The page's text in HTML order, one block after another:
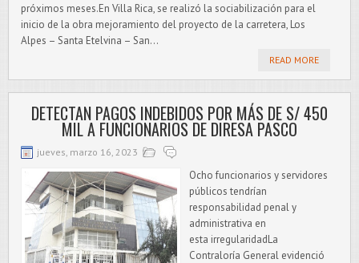
próximos meses.En Villa Rica, se realizó la sociabilización para el
inicio de la obra mejoramiento del proyecto de la carretera, Los
Alpes – Santa Etelvina – San...
READ MORE
DETECTAN PAGOS INDEBIDOS POR MÁS DE S/ 450
MIL A FUNCIONARIOS DE DIRESA PASCO
jueves, marzo 16, 2023
Ocho funcionarios y servidores
públicos tendrían
responsabilidad penal y
administrativa en
esta irregularidadLa
Contraloría General evidenció